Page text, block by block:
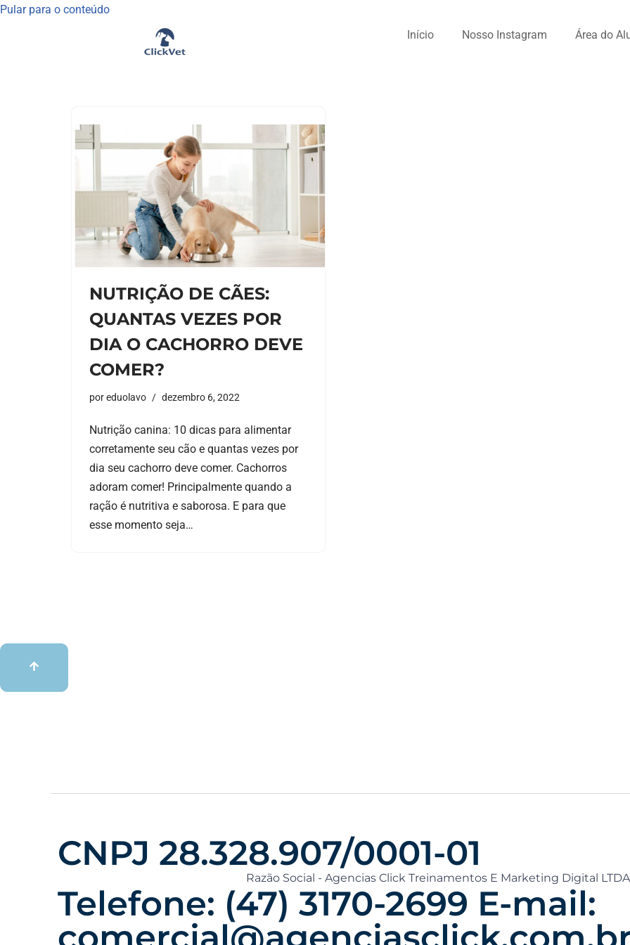
Pular para o conteúdo
Início
Nosso Instagram Área do
NUTRIÇÃO DE CÃES:
QUANTAS VEZES POR
DIA O CACHORRO DEVE
COMER?
poreduolavo dezembro 6, 2022
Nutrição canina: 10 dicas para alimentar
corretamente seu cão e quantas vezes por
dia seu cachorro deve comer. Cachorros
adoram comer! Principalmente quando a
ração é nutritiva e saborosa. E para que
esse momento seja…
CNPJ 28.328.907/0001-01
Razão Social - Agencias Click Treinamentos E Marketing Digital LTDA
Telefone: (47) 3170-2699 E-mail: